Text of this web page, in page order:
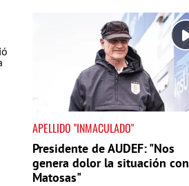
APELLIDO "INMACULADO"
Presidente de AUDEF: "Nos
genera dolor la situación con
Matosas"